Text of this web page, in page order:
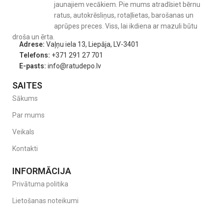
jaunajiem vecākiem. Pie mums atradīsiet bērnu
ratus, autokrēsliņus, rotaļlietas, barošanas un
aprūpes preces. Viss, lai ikdiena ar mazuli būtu
droša un ērta.
Adrese: Vaļņu iela 13, Liepāja, LV-3401
Telefons: +371 291 27 701
E-pasts: info@ratudepo.lv
SAITES
Sākums
Par mums
Veikals
Kontakti
INFORMĀCIJA
Privātuma politika
Lietošanas noteikumi